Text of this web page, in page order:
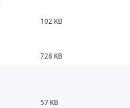
102 KB
728 KB
57 KB